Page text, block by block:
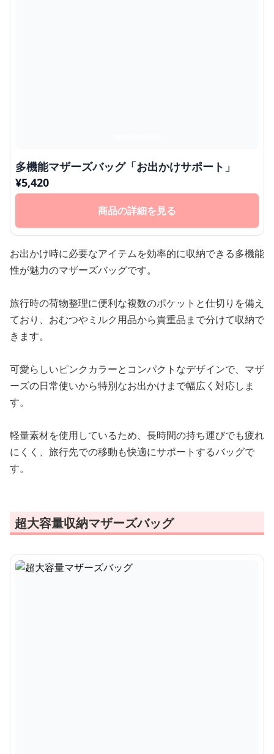
多機能マザーズバッグ「お出かけサポート」
¥5,420
商品の詳細を見る
お出かけ時に必要なアイテムを効率的に収納できる多機能
性が魅力のマザーズバッグです。
旅行時の荷物整理に便利な複数のポケットと仕切りを備え
ており、おむつやミルク用品から貴重品まで分けて収納で
きます。
可愛らしいピンクカラーとコンパクトなデザインで、マザ
ーズの日常使いから特別なお出かけまで幅広く対応しま
す。
軽量素材を使用しているため、長時間の持ち運びでも疲れ
にくく、旅行先での移動も快適にサポートするバッグで
す。
超大容量収納マザーズバッグ